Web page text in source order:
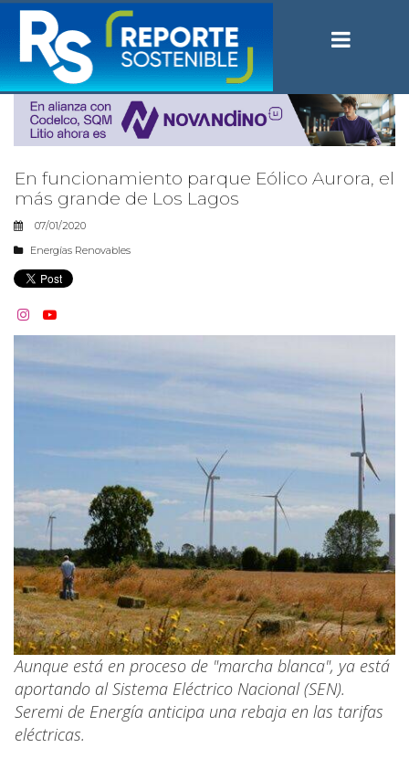
En funcionamiento parque Eólico Aurora, el
más grande de Los Lagos
07/01/2020
Energías Renovables
 
Aunque está en proceso de "marcha blanca", ya está
aportando al Sistema Eléctrico Nacional (SEN).
Seremi de Energía anticipa una rebaja en las tarifas
eléctricas.